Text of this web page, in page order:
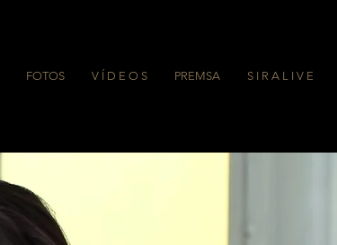
FOTOS V Í D E O S PREMSA S I R A L I V E